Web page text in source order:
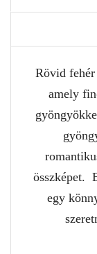
Rövid fehér
amely
összképet.
egy